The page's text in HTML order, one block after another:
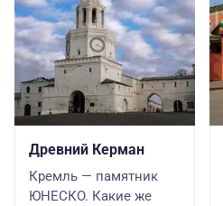
Древний Керман
Кремль — памятник
ЮНЕСКО. Какие же